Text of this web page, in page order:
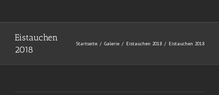
Eistauchen
2018
Startseite Galerie Eistauchen 2018 Eistauchen 2018